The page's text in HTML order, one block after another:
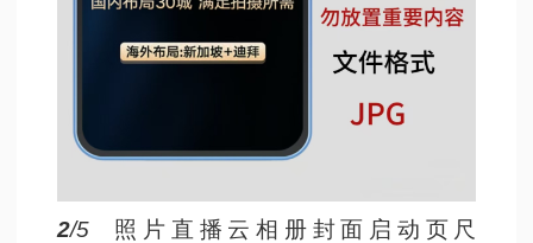
2/5
照片直播云相册封面启动页尺